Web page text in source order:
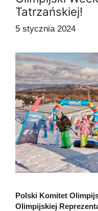
Tatrzańskiej!
5 stycznia 2024
Polski Komitet
Olimpijskiej